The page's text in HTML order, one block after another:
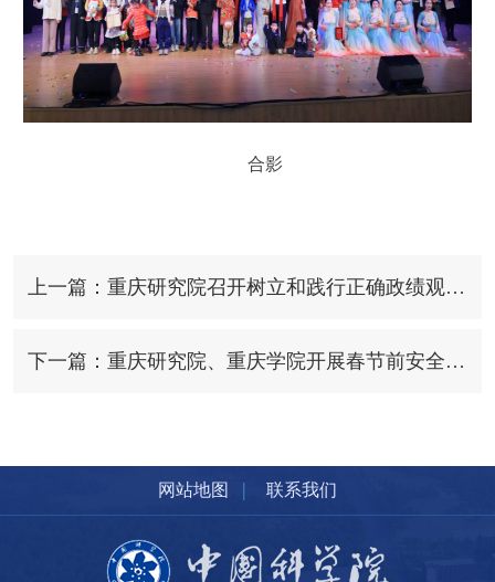
合影
上一篇：重庆研究院召开树立和践行正确政绩观学习教育读书班暨2026年度工作务虚会
下一篇：重庆研究院、重庆学院开展春节前安全稳定检查
网站地图 | 联系我们